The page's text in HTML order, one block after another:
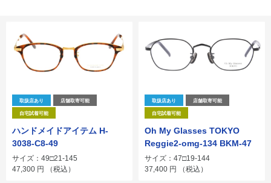
取扱店あり 店舗取寄可能
自宅試着可能
ハンドメイドアイテム H-
3038-C8-49
サイズ：49□21-145
47,300 円 （税込）
取扱店あり 店舗取寄可能
自宅試着可能
Oh My Glasses TOKYO
Reggie2-omg-134 BKM-47
サイズ：47□19-144
37,400 円 （税込）